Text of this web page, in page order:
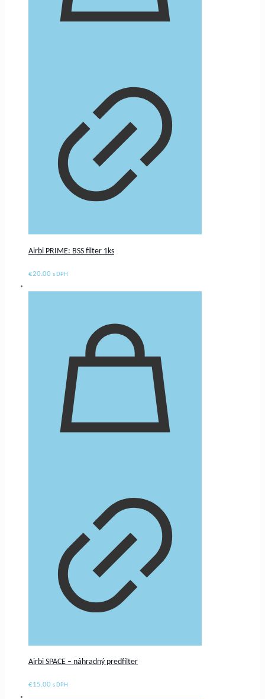
Airbi PRIME: BSS filter 1ks
€20.00 s DPH
Airbi SPACE – náhradný predfilter
€15.00 s DPH